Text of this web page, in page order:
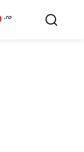
.ro